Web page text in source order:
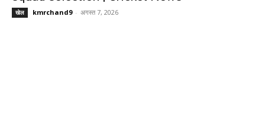
खेल kmrchand9 - अगस्त 7, 2026